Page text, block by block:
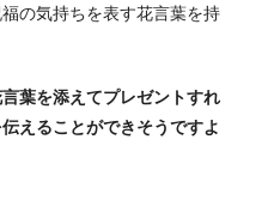
の気持ちを表す花言葉を持
葉を添えてプレゼントすれ
えることができそうですよ